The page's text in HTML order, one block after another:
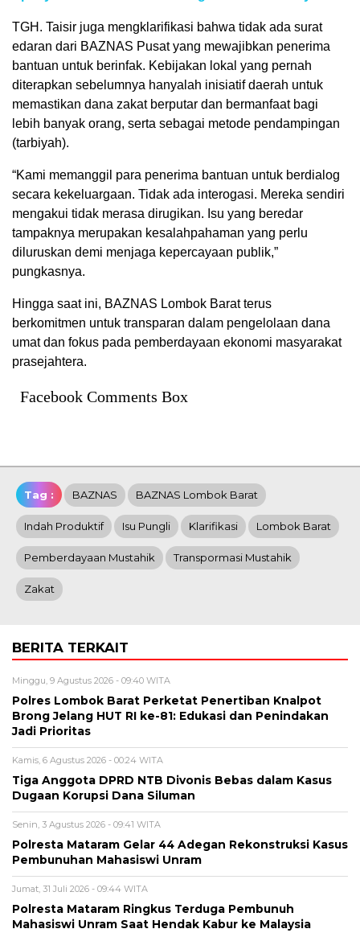
TGH. Taisir juga mengklarifikasi bahwa tidak ada surat
edaran dari BAZNAS Pusat yang mewajibkan penerima
bantuan untuk berinfak. Kebijakan lokal yang pernah
diterapkan sebelumnya hanyalah inisiatif daerah untuk
memastikan dana zakat berputar dan bermanfaat bagi
lebih banyak orang, serta sebagai metode pendampingan
(tarbiyah).
“Kami memanggil para penerima bantuan untuk berdialog
secara kekeluargaan. Tidak ada interogasi. Mereka sendiri
mengakui tidak merasa dirugikan. Isu yang beredar
tampaknya merupakan kesalahpahaman yang perlu
diluruskan demi menjaga kepercayaan publik,”
pungkasnya.
Hingga saat ini, BAZNAS Lombok Barat terus
berkomitmen untuk transparan dalam pengelolaan dana
umat dan fokus pada pemberdayaan ekonomi masyarakat
prasejahtera.
Facebook Comments Box
Tag : BAZNAS BAZNAS Lombok Barat
Indah Produktif Isu Pungli Klarifikasi Lombok Barat
Pemberdayaan Mustahik Transpormasi Mustahik
Zakat
BERITA TERKAIT
Minggu, 9 Agustus 2026 - 09:40 WITA
Polres Lombok Barat Perketat Penertiban Knalpot
Brong Jelang HUT RI ke-81: Edukasi dan Penindakan
Jadi Prioritas
Kamis, 6 Agustus 2026 - 00:24 WITA
Tiga Anggota DPRD NTB Divonis Bebas dalam Kasus
Dugaan Korupsi Dana Siluman
Senin, 3 Agustus 2026 - 09:41 WITA
Polresta Mataram Gelar 44 Adegan Rekonstruksi Kasus
Pembunuhan Mahasiswi Unram
Jumat, 31 Juli 2026 - 09:44 WITA
Polresta Mataram Ringkus Terduga Pembunuh
Mahasiswi Unram Saat Hendak Kabur ke Malaysia